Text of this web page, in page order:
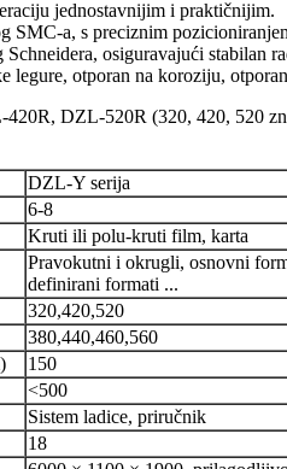
jednostavnijim i praktičnijim.
SMC-a, s preciznim
osiguravajući stabilan
legure, otporan na koroziju,
DZL-520R (320, 420, 520
DZL-Y serija
6-8
Kruti ili polu-kruti film, karta
Pravokutni i okrugli, osnovni
definirani formati ...
320,420,520
380,440,460,560
150
<500
Sistem ladice, priručnik
18